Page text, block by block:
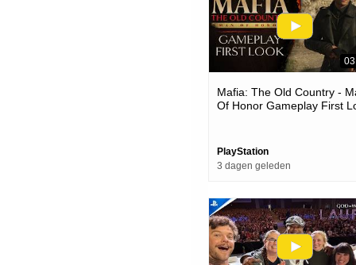
Mafia: The Old Country -
Of Honor Gameplay First
PlayStation
3 dagen geleden